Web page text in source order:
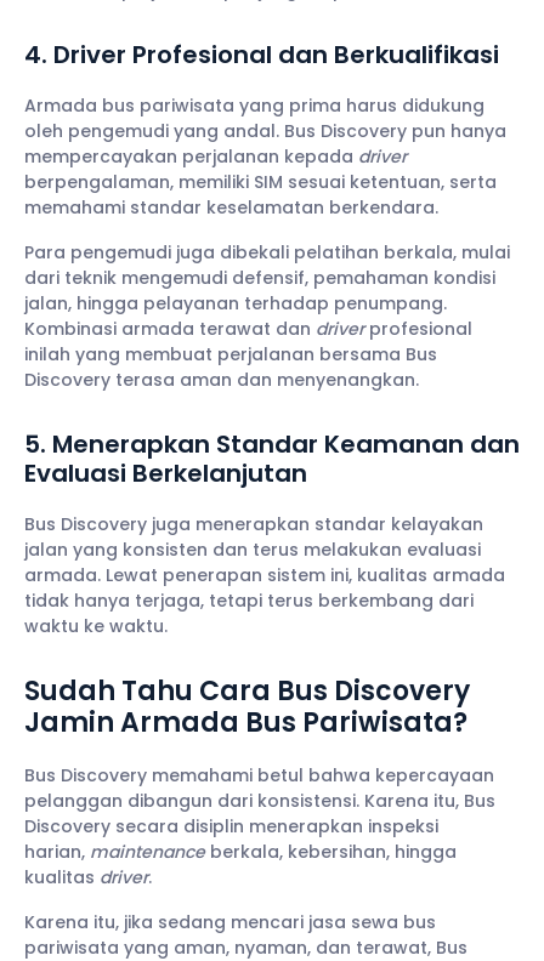
4. Driver Profesional dan Berkualifikasi
Armada bus pariwisata yang prima harus didukung
oleh pengemudi yang andal. Bus Discovery pun hanya
mempercayakan perjalanan kepada driver
berpengalaman, memiliki SIM sesuai ketentuan, serta
memahami standar keselamatan berkendara.
Para pengemudi juga dibekali pelatihan berkala, mulai
dari teknik mengemudi defensif, pemahaman kondisi
jalan, hingga pelayanan terhadap penumpang.
Kombinasi armada terawat dan driverprofesional
inilah yang membuat perjalanan bersama Bus
Discovery terasa aman dan menyenangkan.
5. Menerapkan Standar Keamanan dan
Evaluasi Berkelanjutan
Bus Discovery juga menerapkan standar kelayakan
jalan yang konsisten dan terus melakukan evaluasi
armada. Lewat penerapan sistem ini, kualitas armada
tidak hanya terjaga, tetapi terus berkembang dari
waktu ke waktu.
Sudah Tahu Cara Bus Discovery
Jamin Armada Bus Pariwisata?
Bus Discovery memahami betul bahwa kepercayaan
pelanggan dibangun dari konsistensi. Karena itu, Bus
Discovery secara disiplin menerapkan inspeksi
harian, maintenanceberkala, kebersihan, hingga
kualitas driver.
Karena itu, jika sedang mencari jasa sewa bus
pariwisata yang aman, nyaman, dan terawat, Bus